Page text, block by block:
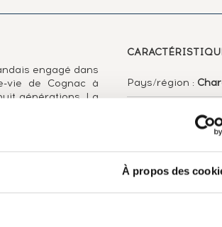
À propos des
engagé dans
vie de Cognac à
générations. La
adoptées
En 250 ans
de la maison
Pays/région :
Couleur : Ambré
Les informations